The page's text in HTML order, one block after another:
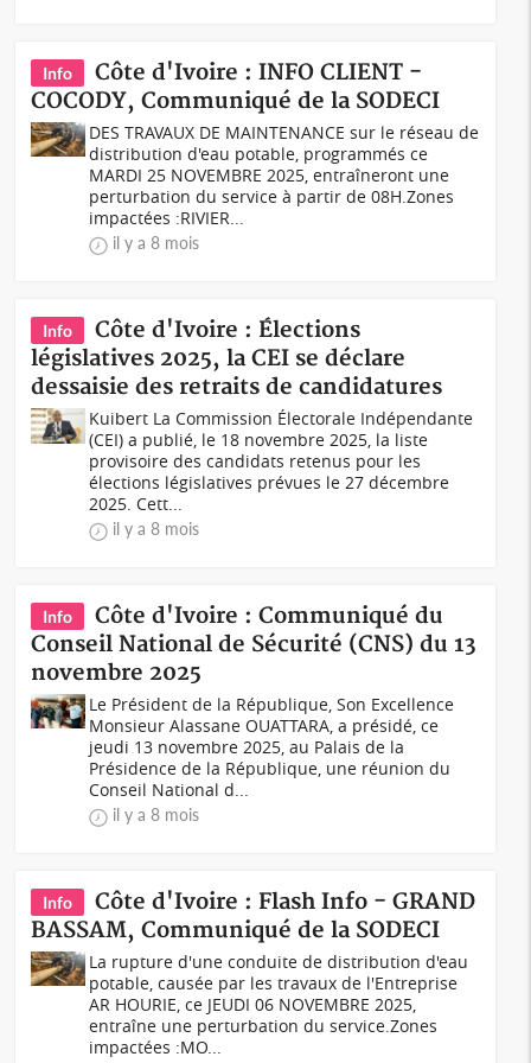
Info
Côte d'Ivoire : INFO CLIENT -
COCODY, Communiqué de la SODECI
DES TRAVAUX DE MAINTENANCE sur le réseau de
distribution d'eau potable, programmés ce
MARDI 25 NOVEMBRE 2025, entraîneront une
perturbation du service à partir de 08H.Zones
impactées :RIVIER...
il y a 8 mois
Info
Côte d'Ivoire : Élections
législatives 2025, la CEI se déclare
dessaisie des retraits de candidatures
Kuibert La Commission Électorale Indépendante
(CEI) a publié, le 18 novembre 2025, la liste
provisoire des candidats retenus pour les
élections législatives prévues le 27 décembre
2025. Cett...
il y a 8 mois
Info
Côte d'Ivoire : Communiqué du
Conseil National de Sécurité (CNS) du 13
novembre 2025
Le Président de la République, Son Excellence
Monsieur Alassane OUATTARA, a présidé, ce
jeudi 13 novembre 2025, au Palais de la
Présidence de la République, une réunion du
Conseil National d...
il y a 8 mois
Info
Côte d'Ivoire : Flash Info - GRAND
BASSAM, Communiqué de la SODECI
La rupture d'une conduite de distribution d'eau
potable, causée par les travaux de l'Entreprise
AR HOURIE, ce JEUDI 06 NOVEMBRE 2025,
entraîne une perturbation du service.Zones
impactées :MO...